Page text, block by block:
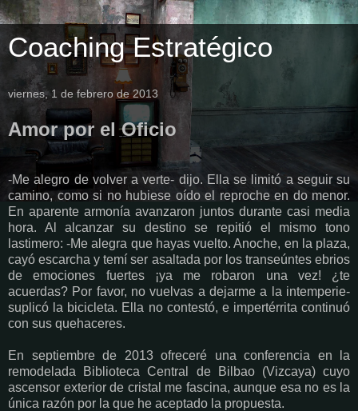
Coaching Estratégico
viernes, 1 de febrero de 2013
Amor por el Oficio
-Me alegro de volver a verte- dijo. Ella se limitó a seguir su
camino, como si no hubiese oído el reproche en do menor.
En aparente armonía avanzaron juntos durante casi media
hora. Al alcanzar su destino se repitió el mismo tono
lastimero: -Me alegra que hayas vuelto. Anoche, en la plaza,
cayó escarcha y temí ser asaltada por los transeúntes ebrios
de emociones fuertes ¡ya me robaron una vez! ¿te
acuerdas? Por favor, no vuelvas a dejarme a la intemperie-
suplicó la bicicleta. Ella no contestó, e impertérrita continuó
con sus quehaceres.
En septiembre de 2013 ofreceré una conferencia en la
remodelada Biblioteca Central de Bilbao (Vizcaya) cuyo
ascensor exterior de cristal me fascina, aunque esa no es la
única razón por la que he aceptado la propuesta.